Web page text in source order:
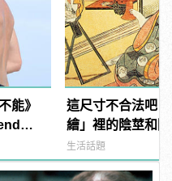
能》
這尺寸不合法吧
繪」裡的陰莖和
生活話題